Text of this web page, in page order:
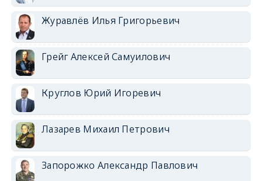
Журавлёв Илья Григорьевич
Грейг Алексей Самуилович
Круглов Юрий Игоревич
Лазарев Михаил Петрович
Запорожко Александр Павлович